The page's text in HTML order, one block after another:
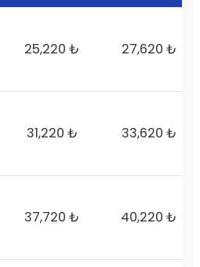
25,220 ₺ 27,620 ₺
31,220 ₺ 33,620 ₺
37,720 ₺ 40,220 ₺